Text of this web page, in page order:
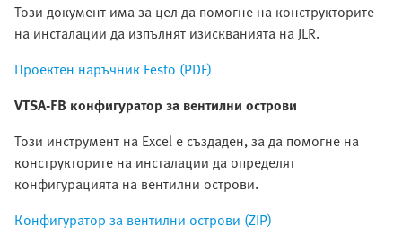
Този документ има за цел да помогне на конструкторите
на инсталации да изпълнят изискванията на JLR.
Проектен наръчник Festo (PDF)
VTSA-FB конфигуратор за вентилни острови
Този инструмент на Excel е създаден, за да помогне на
конструкторите на инсталации да определят
конфигурацията на вентилни острови.
Конфигуратор за вентилни острови (ZIP)